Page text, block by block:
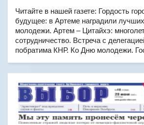
Читайте в нашей газете: Гордость
будущее: в Артеме наградили
молодежи. Артем – Цитайхэ:
сотрудничество. Встреча с
побратима КНР. Ко Дню молодежи.